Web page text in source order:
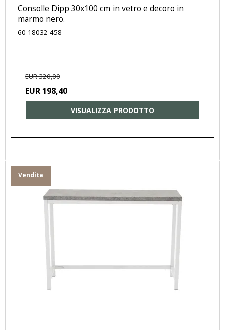
Consolle Dipp 30x100 cm in vetro e decoro in
marmo nero.
60-18032-458
EUR 320,00
EUR 198,40
VISUALIZZA PRODOTTO
Vendita